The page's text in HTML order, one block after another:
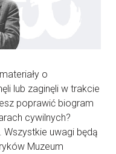
o
lub zaginęli w trakcie
poprawić biogram
cywilnych?
uwagi będą
Muzeum